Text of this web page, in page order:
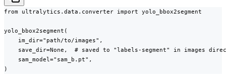
from ultralytics.data.converter import yolo_bbox2segment
yolo_bbox2segment(
    im_dir="path/to/images",
save_dir=None,  # saved to "labels-segment" in images
    sam_model="sam_b.pt",
)